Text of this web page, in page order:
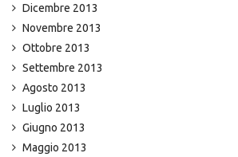
Dicembre 2013
Novembre 2013
Ottobre 2013
Settembre 2013
Agosto 2013
Luglio 2013
Giugno 2013
Maggio 2013